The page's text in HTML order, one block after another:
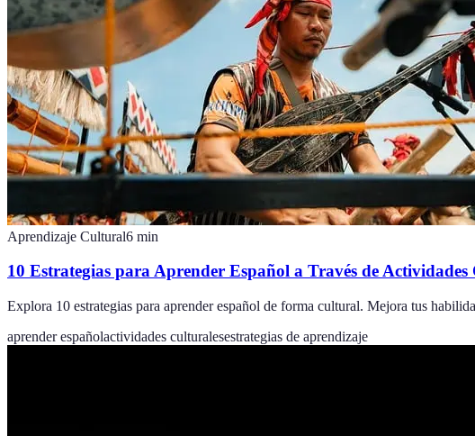
Aprendizaje Cultural6 min
10 Estrategias para Aprender Español a Través de Actividades
Explora 10 estrategias para aprender español de forma cultural. Mejora tus
aprender españolactividades culturalesestrategias de aprendizaje